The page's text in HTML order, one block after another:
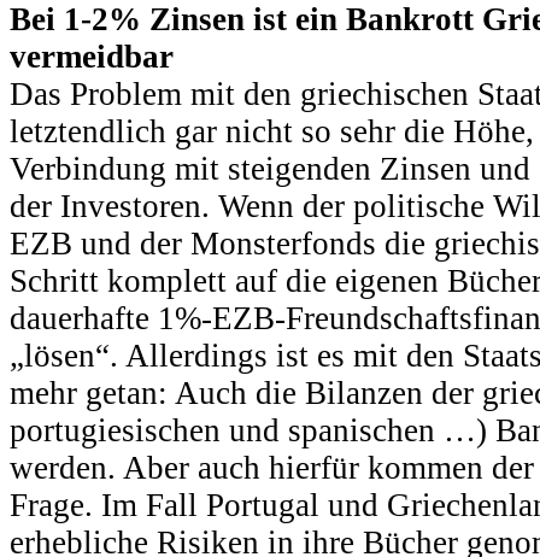
Bei 1-2% Zinsen ist ein Bankrott
vermeidbar
Das Problem mit den griechischen
letztendlich gar nicht so sehr die
Verbindung mit steigenden Zinsen
der Investoren. Wenn der politische
EZB und der Monsterfonds die
Schritt komplett auf die eigenen
dauerhafte 1%-EZB-
„lösen“. Allerdings ist es mit den
mehr getan: Auch die Bilanzen der
portugiesischen und spanischen …)
werden. Aber auch hierfür kommen
Frage. Im Fall Portugal und
erhebliche Risiken in ihre Bücher